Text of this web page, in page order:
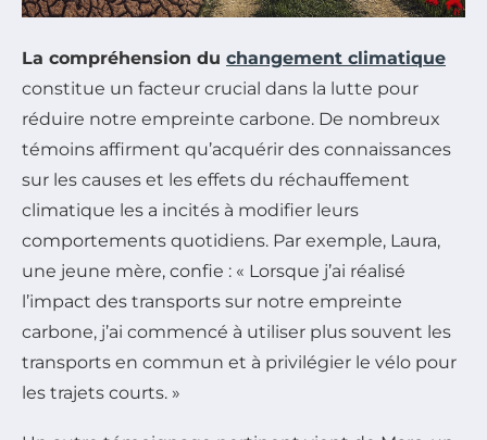
La compréhension du changement climatique
constitue un facteur crucial dans la lutte pour
réduire notre empreinte carbone. De nombreux
témoins affirment qu’acquérir des connaissances
sur les causes et les effets du réchauffement
climatique les a incités à modifier leurs
comportements quotidiens. Par exemple, Laura,
une jeune mère, confie : « Lorsque j’ai réalisé
l’impact des transports sur notre empreinte
carbone, j’ai commencé à utiliser plus souvent les
transports en commun et à privilégier le vélo pour
les trajets courts. »